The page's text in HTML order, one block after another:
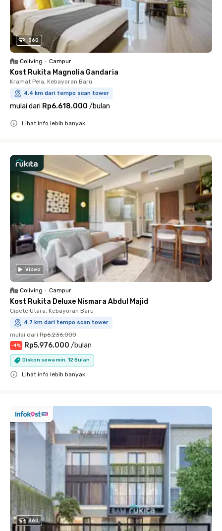
360
Coliving • Campur
Kost Rukita Magnolia Gandaria
Kramat Pela, Kebayoran Baru
4.4 km dari tempo scan tower
mulai dari Rp6.618.000 /bulan
Lihat info lebih banyak
Video
Coliving • Campur
Kost Rukita Deluxe Nismara Abdul Majid
Cipete Utara, Kebayoran Baru
4.7 km dari tempo scan tower
mulai dari Rp6.236.000
-4% Rp5.976.000 /bulan
Diskon sewa min. 12 Bulan
Lihat info lebih banyak
360